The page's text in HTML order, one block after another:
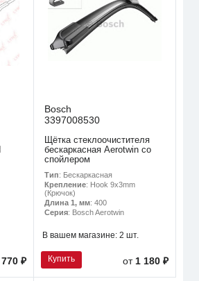
770 ₽
Bosch
3397008530
Щётка стеклоочистителя
бескаркасная Aerotwin со
спойлером
Тип: Бескаркасная
Крепление: Hook 9x3mm
(Крючок)
Длина 1, мм: 400
Серия: Bosch Aerotwin
В вашем магазине: 2 шт.
Купить от 1 180 ₽